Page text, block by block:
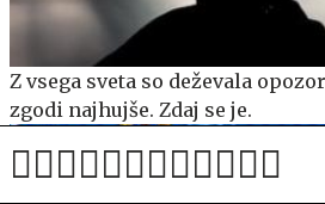
Z vsega sveta so deževala
zgodi najhujše. Zdaj se je.